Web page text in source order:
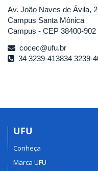
Av. João Naves de Ávila,
Campus Santa Mônica
Campus - CEP 38400-902
cocec@ufu.br
34 3239-413834 3239-
UFU
Conheça
Marca UFU